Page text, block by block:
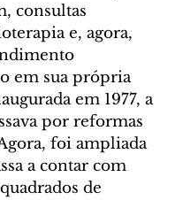
consultas
e, agora,
em sua própria
em 1977, a
por reformas
foi ampliada
a contar com
de